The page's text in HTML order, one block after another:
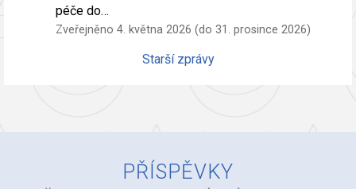
péče do…
Zveřejněno 4. května 2026 (do 31. prosince 2026)
Starší zprávy
PŘÍSPĚVKY